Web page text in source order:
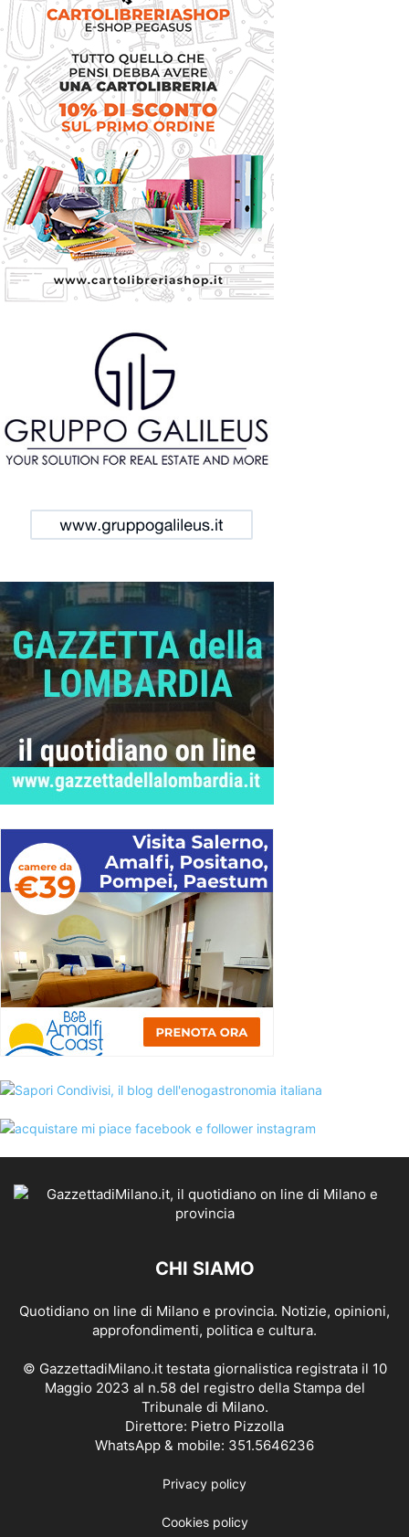
CHI SIAMO
Quotidiano on line di Milano e provincia. Notizie, opinioni,
approfondimenti, politica e cultura.
© GazzettadiMilano.it testata giornalistica registrata il 10
Maggio 2023 al n.58 del registro della Stampa del
Tribunale di Milano.
Direttore: Pietro Pizzolla
WhatsApp & mobile: 351.5646236
Privacy policy
Cookies policy